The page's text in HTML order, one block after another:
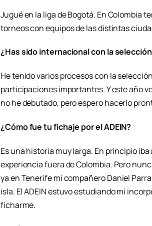
Jugué en la liga de Bogotá. En Colombia
torneos con equipos de las distintas
¿Has sido internacional con la
He tenido varios procesos con la
participaciones importantes. Y este año
no he debutado, pero espero hacerlo
¿Cómo fue tu fichaje por el ADEIN?
Es una historia muy larga. En principio
experiencia fuera de Colombia. Pero
ya en Tenerife mi compañero Daniel
isla. El ADEIN estuvo estudiando mi
ficharme.